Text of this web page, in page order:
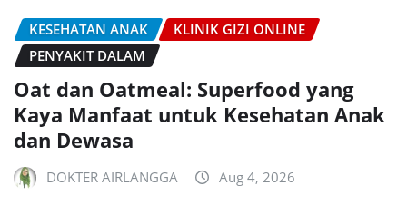
KESEHATAN ANAK
KLINIK GIZI ONLINE
PENYAKIT DALAM
Oat dan Oatmeal: Superfood yang
Kaya Manfaat untuk Kesehatan Anak
dan Dewasa
DOKTER AIRLANGGA Aug 4, 2026